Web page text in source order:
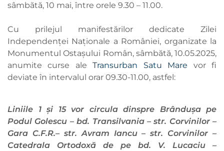
sâmbătă, 10 mai, între orele 9.30 – 11.00.
Cu prilejul manifestărilor dedicate Zilei
Independenței Naționale a României, organizate la
Monumentul Ostașului Român, sâmbătă, 10.05.2025,
anumite curse aleTransurban Satu Mare vor fi
deviate în intervalul orar 09.30-11.00, astfel:
Liniile 1 și 15 vor circula dinspre Brândușa pe
Podul Golescu – bd. Transilvania – str. Corvinilor –
Gara C.F.R.– str. Avram Iancu – str. Corvinilor –
Catedrala Ortodoxă de pe bd. V. Lucaciu –